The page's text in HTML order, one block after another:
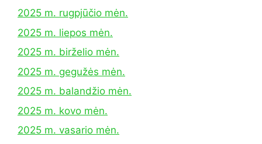
2025 m. rugpjūčio mėn.
2025 m. liepos mėn.
2025 m. birželio mėn.
2025 m. gegužės mėn.
2025 m. balandžio mėn.
2025 m. kovo mėn.
2025 m. vasario mėn.